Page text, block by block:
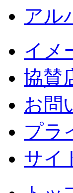
アル
イメ
協賛
お問
プラ
サイ